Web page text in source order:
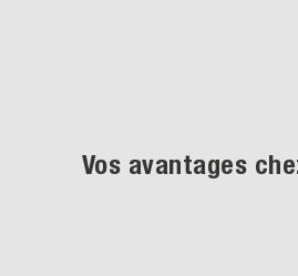
Vos avantages